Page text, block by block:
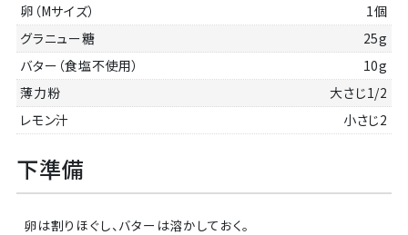
卵（Mサイズ）
1個
グラニュー糖
25g
バター（食塩不使用）
10g
薄力粉
大さじ1/2
レモン汁
小さじ2
下準備
卵は割りほぐし、バターは溶かしておく。